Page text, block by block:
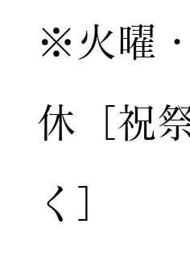
※火曜
休［祝
く］